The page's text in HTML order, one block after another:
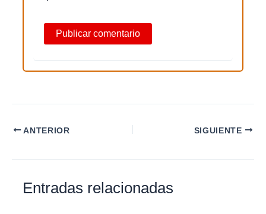
ANTERIOR SIGUIENTE
Entradas relacionadas